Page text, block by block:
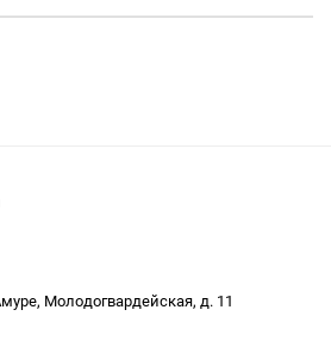
Молодогвардейская, д. 11